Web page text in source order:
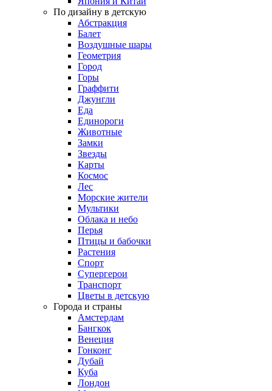
По дизайну в детскую
Абстракция
Балет
Воздушные шары
Геометрия
Город
Горы
Граффити
Джунгли
Еда
Единороги
Животные
Замки
Звезды
Карты
Космос
Лес
Морские жители
Мультики
Облака и небо
Перья
Птицы и бабочки
Растения
Спорт
Супергерои
Транспорт
Цветы в детскую
Города и страны
Амстердам
Бангкок
Венеция
Гонконг
Дубай
Куба
Лондон